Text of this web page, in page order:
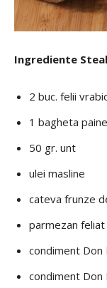
Ingrediente
2 buc. felii
1 bagheta paine
50 gr. unt
ulei masline
cateva frunze
parmezan feliat
condiment Don
condiment Don